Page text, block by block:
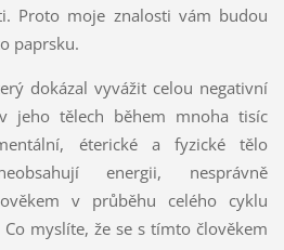
Proto moje znalosti vám budou
paprsku.
dokázal vyvážit celou negativní
jeho tělech během mnoha tisíc
éterické a fyzické tělo
energii, nesprávně
v průběhu celého cyklu
myslíte, že se s tímto člověkem